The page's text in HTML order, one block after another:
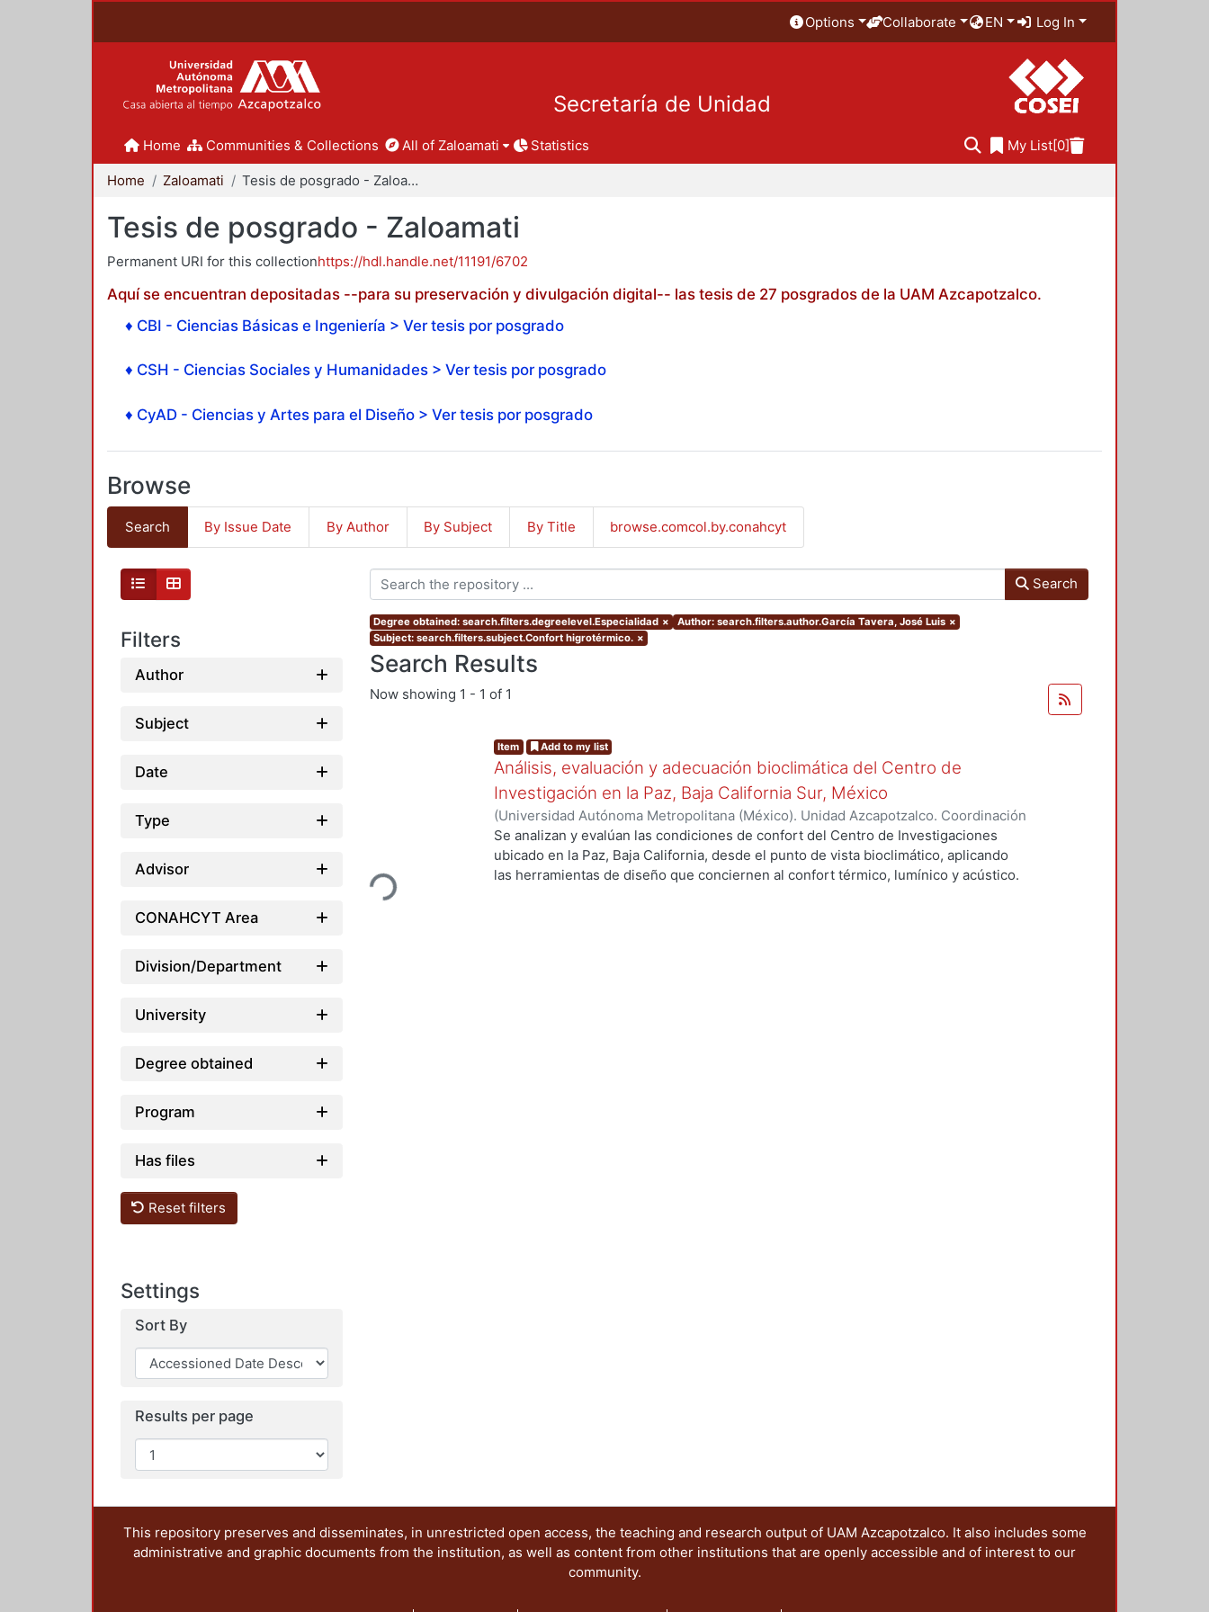
Options Collaborate EN Log In
Secretaría de Unidad
Home Communities & Collections All of Zaloamati Statistics My List[0]
Home Zaloamati Tesis de posgrado - Zaloamati
Tesis de posgrado - Zaloamati
Permanent URI for this collectionhttps://hdl.handle.net/11191/6702
Aquí se encuentran depositadas --para su preservación y divulgación digital-- las tesis de 27 posgrados de la UAM Azcapotzalco.
♦ CBI - Ciencias Básicas e Ingeniería > Ver tesis por posgrado
♦ CSH - Ciencias Sociales y Humanidades > Ver tesis por posgrado
♦ CyAD - Ciencias y Artes para el Diseño > Ver tesis por posgrado
Browse
Search By Issue Date By Author By Subject By Title browse.comcol.by.conahcyt
Filters
Author
Subject
Date
Type
Advisor
CONAHCYT Area
Division/Department
University
Degree obtained
Program
Has files
Reset filters
Settings
Sort By
Results per page
Search
Degree obtained: search.filters.degreelevel.Especialidad × Author: search.filters.author.García Tavera, José Luis ×
Subject: search.filters.subject.Confort higrotérmico. ×
Search Results
Now showing 1 - 1 of 1
Loading...
Item Add to my list
Análisis, evaluación y adecuación bioclimática del Centro de
Investigación en la Paz, Baja California Sur, México
(Universidad Autónoma Metropolitana (México). Unidad Azcapotzalco. Coordinación
de Servicios de Información.,1999-12 )García Tavera, José Luis
Se analizan y evalúan las condiciones de confort del Centro de Investigaciones
ubicado en la Paz, Baja California, desde el punto de vista bioclimático, aplicando
las herramientas de diseño que conciernen al confort térmico, lumínico y acústico.
This repository preserves and disseminates, in unrestricted open access, the teaching and research output of UAM Azcapotzalco. It also includes some
administrative and graphic documents from the institution, as well as content from other institutions that are openly accessible and of interest to our
community.